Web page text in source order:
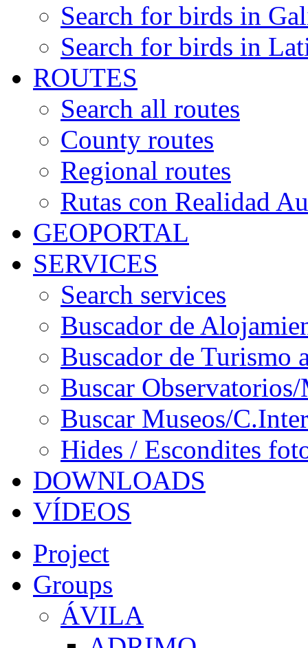
Search for birds in
Search for birds in
ROUTES
Search all routes
County routes
Regional routes
Rutas con Realidad
GEOPORTAL
SERVICES
Search services
Buscador de
Buscador de Turismo
Buscar
Buscar Museos/
Hides / Escondites
DOWNLOADS
VÍDEOS
Project
Groups
ÁVILA